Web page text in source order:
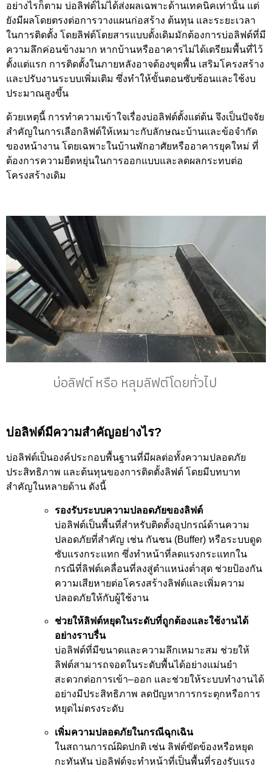
อย่างไรก็ตาม บ่อลิฟต์ไม่ได้ส่งผลเฉพาะด้านเทคนิคเท่านั้น แต่
ยังมีผลโดยตรงต่อการวางแผนก่อสร้าง ต้นทุน และระยะเวลา
ในการติดตั้ง โดยลิฟต์โดยสารแบบดั้งเดิมมักต้องการบ่อลิฟต์ที่มี
ความลึกค่อนข้างมาก หากบ้านหรืออาคารไม่ได้เตรียมพื้นที่ไว้
ตั้งแต่แรก การติดตั้งในภายหลังอาจต้องขุดพื้น เสริมโครงสร้าง
และปรับงานระบบเพิ่มเติม ซึ่งทำให้ขั้นตอนซับซ้อนและใช้งบ
ประมาณสูงขึ้น
ด้วยเหตุนี้ การทำความเข้าใจเรื่องบ่อลิฟต์ตั้งแต่ต้น จึงเป็นปัจจัย
สำคัญในการเลือกลิฟต์ให้เหมาะกับลักษณะบ้านและข้อจำกัด
ของหน้างาน โดยเฉพาะในบ้านพักอาศัยหรืออาคารยุคใหม่ ที่
ต้องการความยืดหยุ่นในการออกแบบและลดผลกระทบต่อ
โครงสร้างเดิม
บ่อลิฟต์ หรือ หลุมลิฟต์โดยทั่วไป
บ่อลิฟต์มีความสำคัญอย่างไร?
บ่อลิฟต์เป็นองค์ประกอบพื้นฐานที่มีผลต่อทั้งความปลอดภัย
ประสิทธิภาพ และต้นทุนของการติดตั้งลิฟต์ โดยมีบทบาท
สำคัญในหลายด้าน ดังนี้
รองรับระบบความปลอดภัยของลิฟต์
บ่อลิฟต์เป็นพื้นที่สำหรับติดตั้งอุปกรณ์ด้านความ
ปลอดภัยที่สำคัญ เช่น กันชน (Buffer) หรือระบบดูด
ซับแรงกระแทก ซึ่งทำหน้าที่ลดแรงกระแทกใน
กรณีที่ลิฟต์เคลื่อนที่ลงสู่ตำแหน่งต่ำสุด ช่วยป้องกัน
ความเสียหายต่อโครงสร้างลิฟต์และเพิ่มความ
ปลอดภัยให้กับผู้ใช้งาน
ช่วยให้ลิฟต์หยุดในระดับที่ถูกต้องและใช้งานได้
อย่างราบรื่น
บ่อลิฟต์ที่มีขนาดและความลึกเหมาะสม ช่วยให้
ลิฟต์สามารถจอดในระดับพื้นได้อย่างแม่นยำ
สะดวกต่อการเข้า–ออก และช่วยให้ระบบทำงานได้
อย่างมีประสิทธิภาพ ลดปัญหาการกระตุกหรือการ
หยุดไม่ตรงระดับ
เพิ่มความปลอดภัยในกรณีฉุกเฉิน
ในสถานการณ์ผิดปกติ เช่น ลิฟต์ขัดข้องหรือหยุด
กะทันหัน บ่อลิฟต์จะทำหน้าที่เป็นพื้นที่รองรับแรง